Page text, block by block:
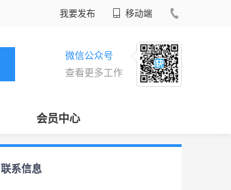
我要发布 移动端
微信公众号
查看更多工作
会员中心
联系信息